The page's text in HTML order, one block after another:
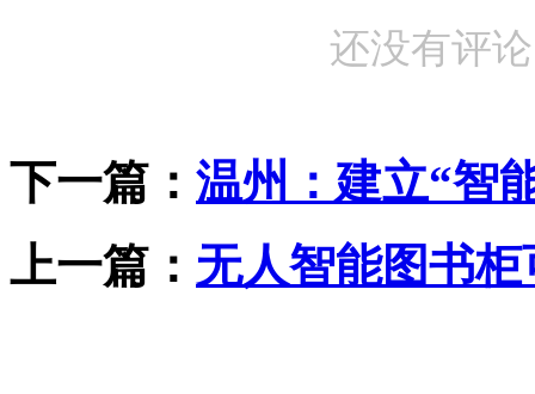
还没有评
下一篇： 温州：建立“智
上一篇： 无人智能图书